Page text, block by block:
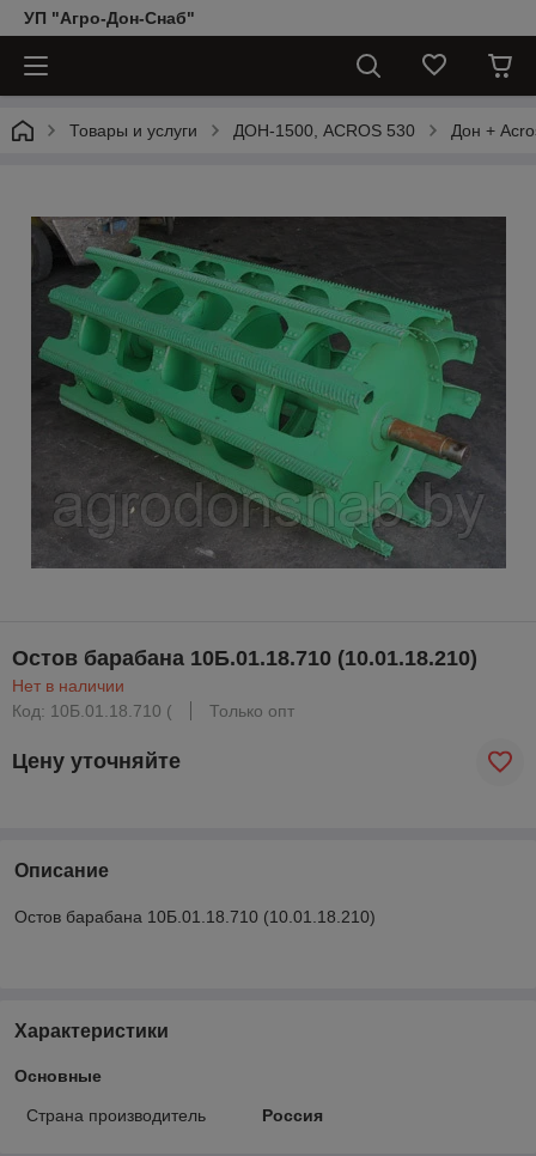
УП "Агро-Дон-Снаб"
Товары и услуги ДОН-1500, АCROS 530 Дон +
Остов барабана 10Б.01.18.710 (10.01.18.210)
Нет в наличии
Код: 10Б.01.18.710 (
Только опт
Цену уточняйте
Описание
Остов барабана 10Б.01.18.710 (10.01.18.210)
Характеристики
Основные
Страна производитель Россия